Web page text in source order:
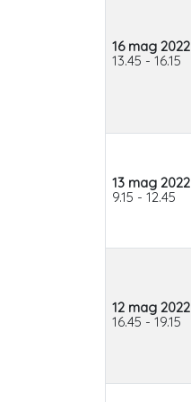
16 mag 2022
13.45 - 16.15
13 mag 2022
9.15 - 12.45
12 mag 2022
16.45 - 19.15